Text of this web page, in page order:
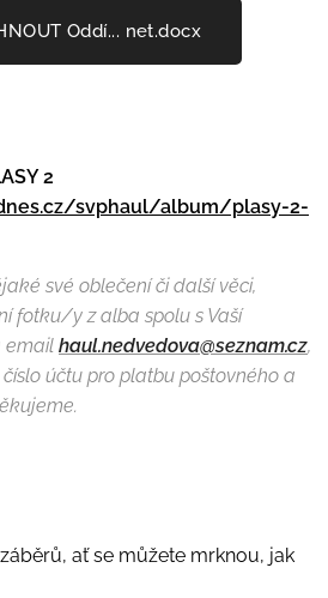
Oddí... net.docx
2
svphaul/album/plasy-2-
své oblečení či další věci,
fotku/y z alba spolu s Vaší
email haul.nedvedova@seznam.cz,
účtu pro platbu poštovného a
ať se můžete mrknou, jak